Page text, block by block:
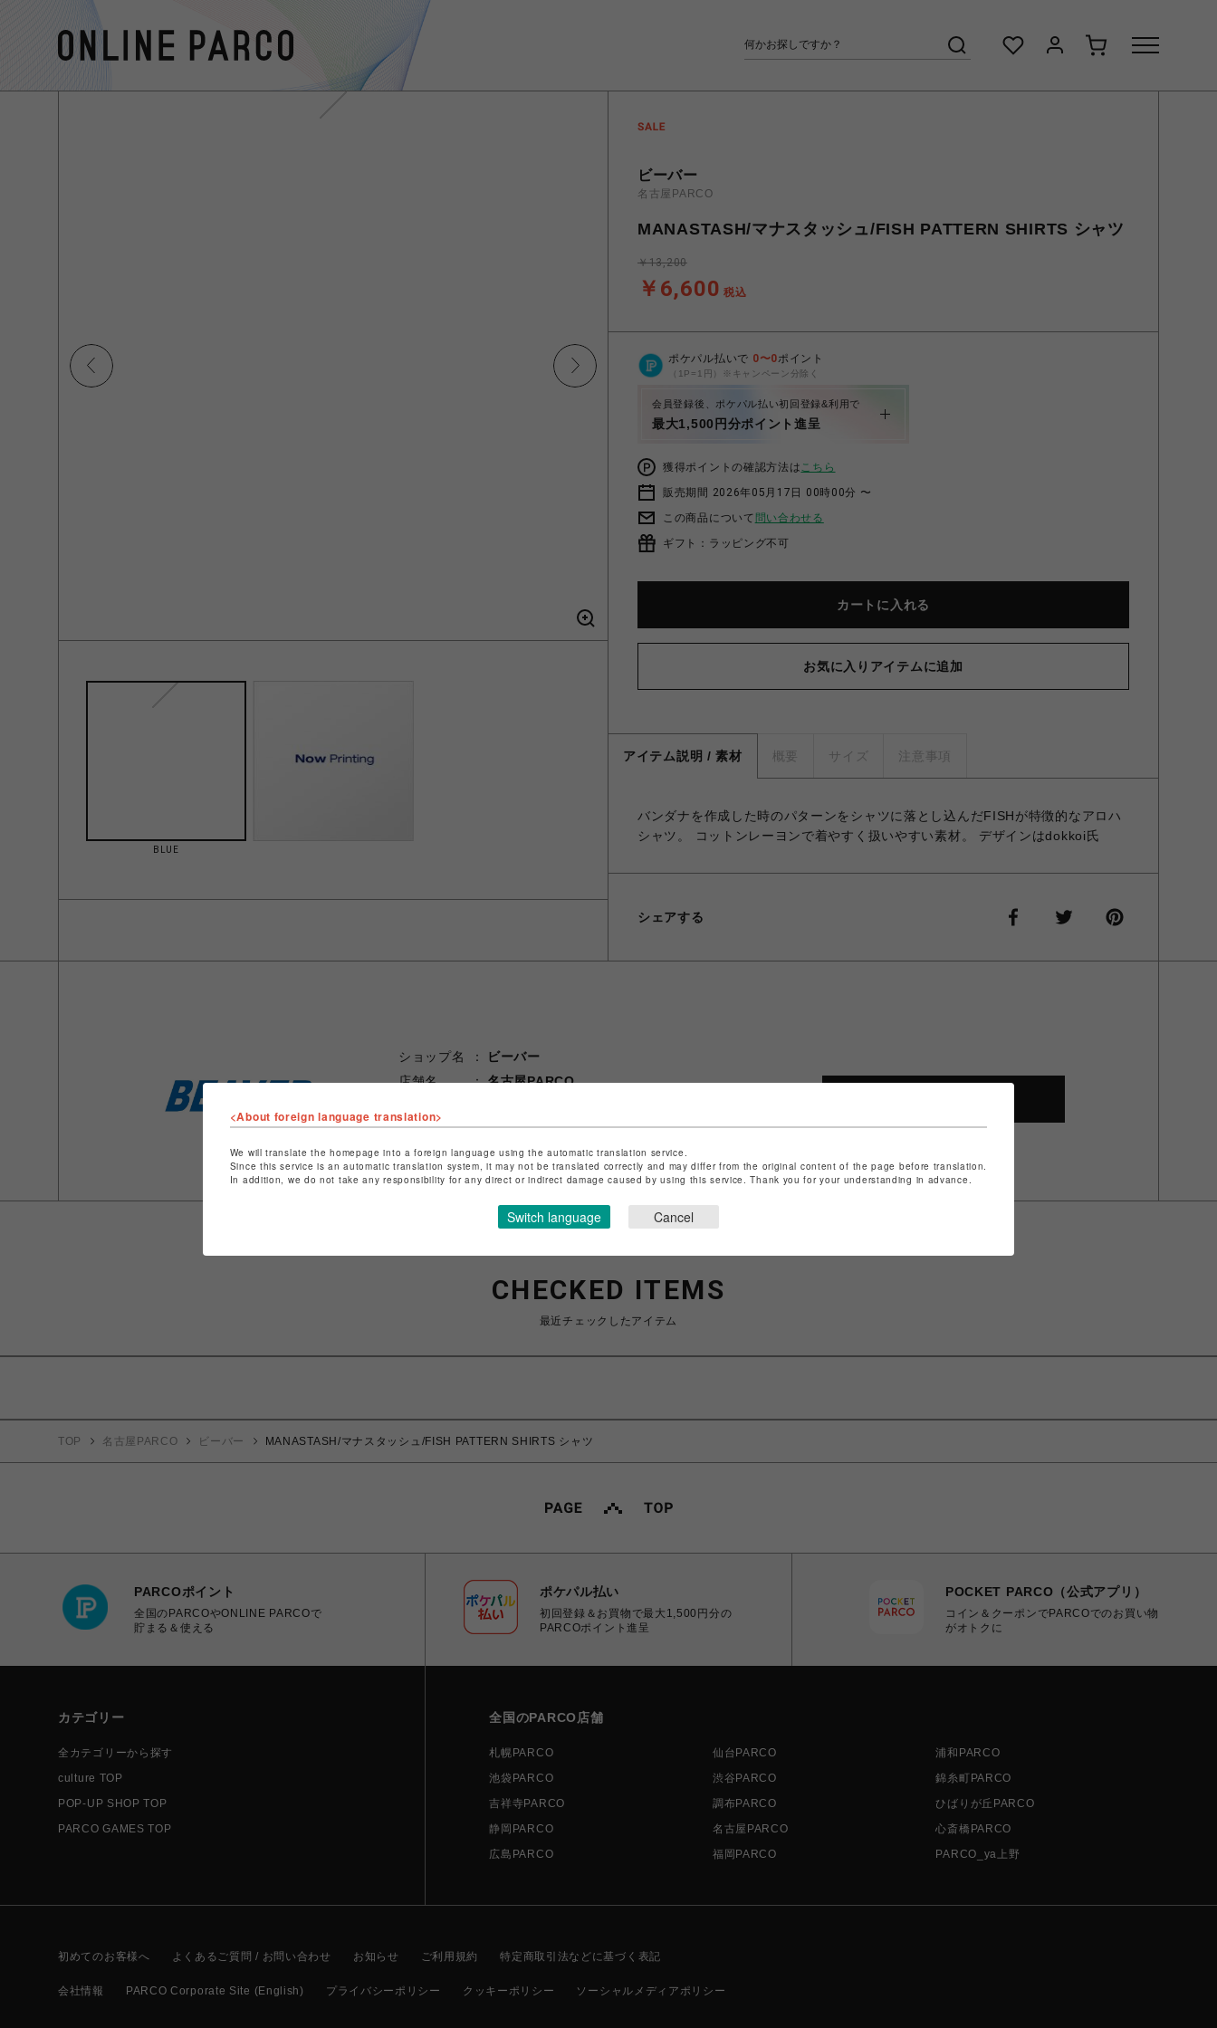
BLUE
ビーバー
名古屋PARCO
MANASTASH/マナスタッシュ/FISH PATTERN SHIRTS シャツ
￥6,600 税込
￥13,200
ポケパル払いで 0〜0ポイント
（1P=1円）※キャンペーン分除く
会員登録後、ポケパル払い初回登録&利用で
最大1,500円分ポイント進呈
獲得ポイントの確認方法はこちら
販売期間 2026年05月17日 00時00分 〜
この商品について 問い合わせる
ギフト：ラッピング不可
カートに入れる
お気に入りアイテムに追加
アイテム説明 / 素材 概要 サイズ 注意事項
バンダナを作成した時のパターンをシャツに落とし込んだFISHが特徴的なアロハ
シャツ。 コットンレーヨンで着やすく扱いやすい素材。 デザインはdokkoi氏
シェアする
ショップ名
ビーバー
店舗名
名古屋PARCO
特定商取引法など法令に基づく表記は
CHECKED ITEMS
最近チェックしたアイテム
TOP 名古屋PARCO ビーバー MANASTASH/マナスタッシュ/FISH PATTERN SHIRTS シャツ
PARCOポイント
全国のPARCOやONLINE PARCOで
貯まる＆使える
ポケパル払い
初回登録＆お買物で最大1,500円分の
PARCOポイント進呈
POCKET PARCO（公式アプリ）
コイン＆クーポンでPARCOでのお買い物
がオトクに
カテゴリー
全カテゴリーから探す
culture TOP
POP-UP SHOP TOP
PARCO GAMES TOP
全国のPARCO店舗
札幌PARCO 仙台PARCO
浦和PARCO
池袋PARCO
渋谷PARCO
錦糸町PARCO
吉祥寺PARCO
調布PARCO
ひばりが丘PARCO
静岡PARCO
名古屋PARCO
心斎橋PARCO
広島PARCO
福岡PARCO PARCO_ya上野
初めてのお客様へ よくあるご質問 / お問い合わせ お知らせ ご利用規約 特定商取引法などに基づく表記
会社情報 PARCO Corporate Site (English) プライバシーポリシー クッキーポリシー ソーシャルメディアポリシー
<About foreign language translation>
We will translate the homepage into a foreign language using the automatic translation service.
Since this service is an automatic translation system, it may not be translated correctly and may differ from the original content of the page before translation.
In addition, we do not take any responsibility for any direct or indirect damage caused by using this service. Thank you for your understanding in advance.
Switch language Cancel